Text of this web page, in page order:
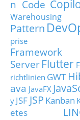
n Code
Warehousing
Pattern
prise
Framework
Server Flutter
richtlinien GWT
ava JavaFX
y JSF JSP Kanban
etes